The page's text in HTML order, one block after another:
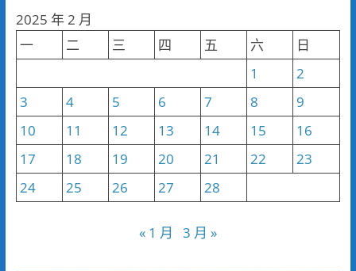
類
2025 年 2 月
一
二 三 四 五 六
日
1
2
3
4 5 6 7 8
9
10
11 12 13 14 15
16
17
18 19 20 21 22
23
24
25 26 27 28
« 1 月 3 月 »